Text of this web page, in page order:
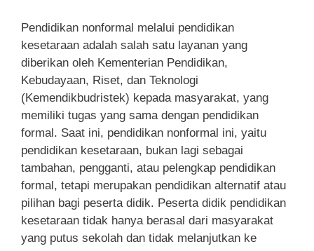
Pendidikan nonformal melalui pendidikan
kesetaraan adalah salah satu layanan yang
diberikan oleh Kementerian Pendidikan,
Kebudayaan, Riset, dan Teknologi
(Kemendikbudristek) kepada masyarakat, yang
memiliki tugas yang sama dengan pendidikan
formal. Saat ini, pendidikan nonformal ini, yaitu
pendidikan kesetaraan, bukan lagi sebagai
tambahan, pengganti, atau pelengkap pendidikan
formal, tetapi merupakan pendidikan alternatif atau
pilihan bagi peserta didik. Peserta didik pendidikan
kesetaraan tidak hanya berasal dari masyarakat
yang putus sekolah dan tidak melanjutkan ke